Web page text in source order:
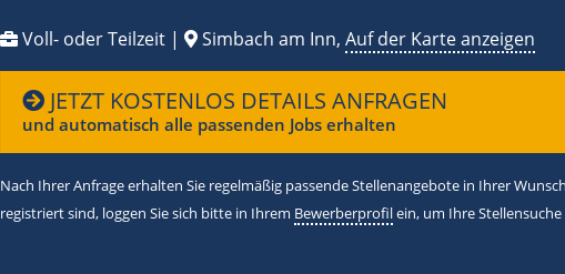
Voll- oder Teilzeit | Simbach am Inn, Auf der Karte anzeigen
JETZT KOSTENLOS DETAILS ANFRAGEN
und automatisch alle passenden Jobs erhalten
Nach Ihrer Anfrage erhalten Sie regelmäßig passende Stellenangebote in Ihrer
registriert sind, loggen Sie sich bitte in Ihrem Bewerberprofilein, um Ihre